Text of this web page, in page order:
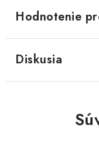
Hodnotenie
Diskusia